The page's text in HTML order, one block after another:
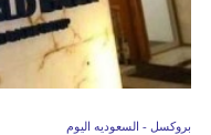
بروكسل - السعوديه اليوم